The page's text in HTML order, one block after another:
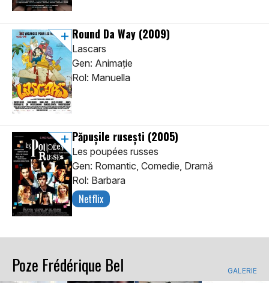
Round Da Way (2009)
Lascars
Gen: Animaţie
Rol: Manuella
Păpușile rusești (2005)
Les poupées russes
Gen: Romantic, Comedie, Dramă
Rol: Barbara
Netflix
Poze Frédérique Bel GALERIE